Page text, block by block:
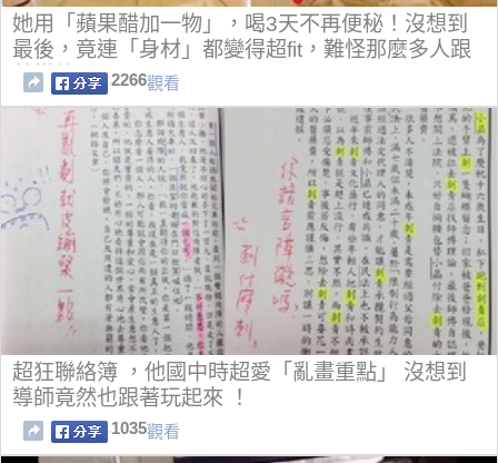
她用「蘋果醋加一物」，喝3天不再便秘！沒想到
最後，竟連「身材」都變得超fit，難怪那麼多人跟
著模仿！
2266觀看
超狂聯絡簿 ，他國中時超愛「亂畫重點」 沒想到
導師竟然也跟著玩起來 ！
1035觀看